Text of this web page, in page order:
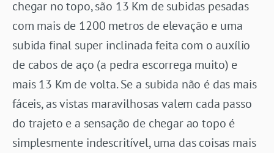
chegar no topo, são 13 Km de subidas pesadas
com mais de 1200 metros de elevação e uma
subida final super inclinada feita com o auxílio
de cabos de aço (a pedra escorrega muito) e
mais 13 Km de volta. Se a subida não é das mais
fáceis, as vistas maravilhosas valem cada passo
do trajeto e a sensação de chegar ao topo é
simplesmente indescritível, uma das coisas mais